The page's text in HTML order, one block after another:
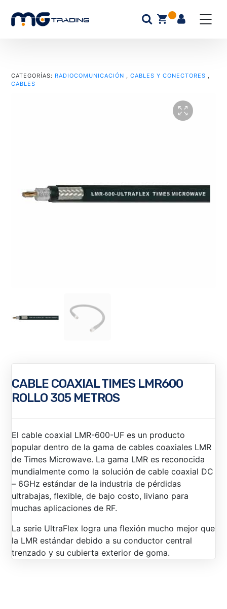
CATEGORÍAS: RADIOCOMUNICACIÓN ,CABLES Y CONECTORES ,
CABLES
CABLE COAXIAL TIMES LMR600
ROLLO 305 METROS
El cable coaxial LMR-600-UF es un producto
popular dentro de la gama de cables coaxiales LMR
de Times Microwave. La gama LMR es reconocida
mundialmente como la solución de cable coaxial DC
– 6GHz estándar de la industria de pérdidas
ultrabajas, flexible, de bajo costo, liviano para
muchas aplicaciones de RF.
La serie UltraFlex logra una flexión mucho mejor que
la LMR estándar debido a su conductor central
trenzado y su cubierta exterior de goma.